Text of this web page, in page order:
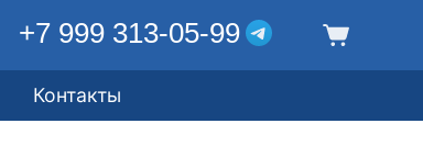
+7 999 313-05-99
Контакты